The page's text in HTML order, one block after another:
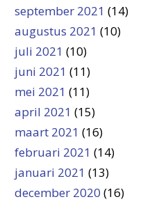
september 2021 (14)
augustus 2021 (10)
juli 2021 (10)
juni 2021 (11)
mei 2021 (11)
april 2021 (15)
maart 2021 (16)
februari 2021 (14)
januari 2021 (13)
december 2020 (16)